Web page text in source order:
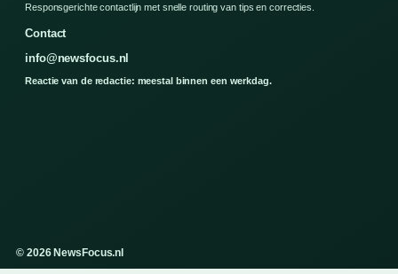
Responsgerichte contactlijn met snelle routing van tips en correcties.
Contact
info@newsfocus.nl
Reactie van de redactie: meestal binnen een werkdag.
© 2026 NewsFocus.nl